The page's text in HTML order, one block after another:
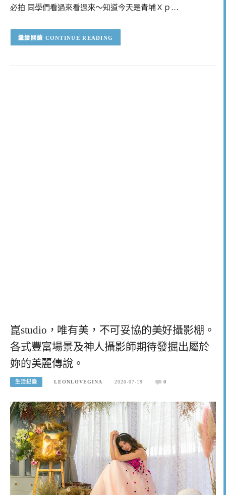
必拍 同學們看過來看過來～知道今天是青埔Ｘｐ…
CONTINUE READING
崑studio，唯有美，不可妥協的美好攝影棚。
各式豐富場景及神人攝影師期待發掘出屬於
妳的美麗傳說。
生活紀錄 LEONLOVEGINA 2020-07-19 0